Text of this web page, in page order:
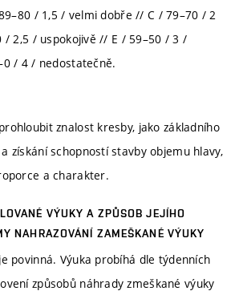
/ 1,5 / velmi dobře // C / 79–70 / 2
2,5 / uspokojivě // E / 59–50 / 3 /
/ 4 / nedostatečně.
znalost kresby, jako základního
získání schopností stavby objemu hlavy,
a charakter.
VÝUKY A ZPŮSOB JEJÍHO
NAHRAZOVÁNÍ ZAMEŠKANÉ VÝUKY
povinná. Výuka probíhá dle týdenních
způsobů náhrady zmeškané výuky